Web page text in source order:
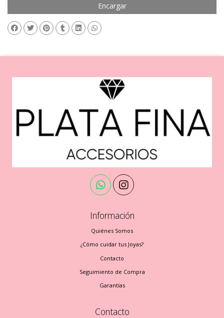
Encargar
Información
Quiénes Somos
¿Cómo cuidar tus Joyas?
Contacto
Seguimiento de Compra
Garantías
Contacto